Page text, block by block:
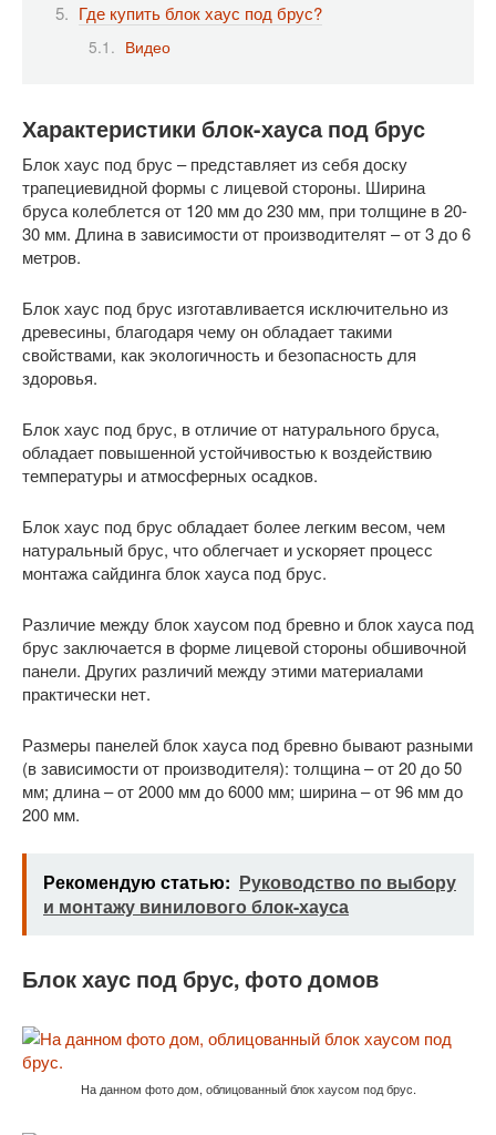
Где купить блок хаус под брус?
Видео
Характеристики блок-хауса под брус
Блок хаус под брус – представляет из себя доску
трапециевидной формы с лицевой стороны. Ширина
бруса колеблется от 120 мм до 230 мм, при толщине в 20-
30 мм. Длина в зависимости от производителят – от 3 до 6
метров.
Блок хаус под брус изготавливается исключительно из
древесины, благодаря чему он обладает такими
свойствами, как экологичность и безопасность для
здоровья.
Блок хаус под брус, в отличие от натурального бруса,
обладает повышенной устойчивостью к воздействию
температуры и атмосферных осадков.
Блок хаус под брус обладает более легким весом, чем
натуральный брус, что облегчает и ускоряет процесс
монтажа сайдинга блок хауса под брус.
Различие между блок хаусом под бревно и блок хауса под
брус заключается в форме лицевой стороны обшивочной
панели. Других различий между этими материалами
практически нет.
Размеры панелей блок хауса под бревно бывают разными
(в зависимости от производителя): толщина – от 20 до 50
мм; длина – от 2000 мм до 6000 мм; ширина – от 96 мм до
200 мм.
Рекомендую статью: Руководство по выбору
и монтажу винилового блок-хауса
Блок хаус под брус, фото домов
На данном фото дом, облицованный блок хаусом под брус.